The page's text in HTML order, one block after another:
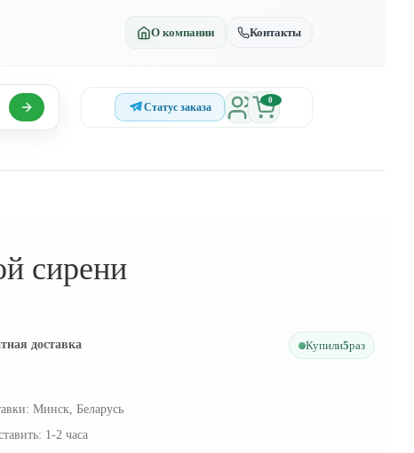
О компании Контакты
Статус заказа
0
сирени
доставка Купили5раз
Минск, Беларусь
1-2 часа